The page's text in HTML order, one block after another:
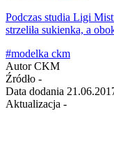
Podczas studia Ligi
strzeliła sukienka, a
#modelka ckm
Autor CKM
Źródło -
Data dodania
Aktualizacja -